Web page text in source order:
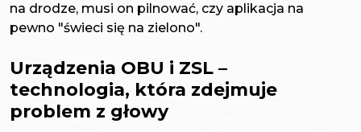
na drodze, musi on pilnować, czy aplikacja na
pewno "świeci się na zielono".
Urządzenia OBU i ZSL –
technologia, która zdejmuje
problem z głowy